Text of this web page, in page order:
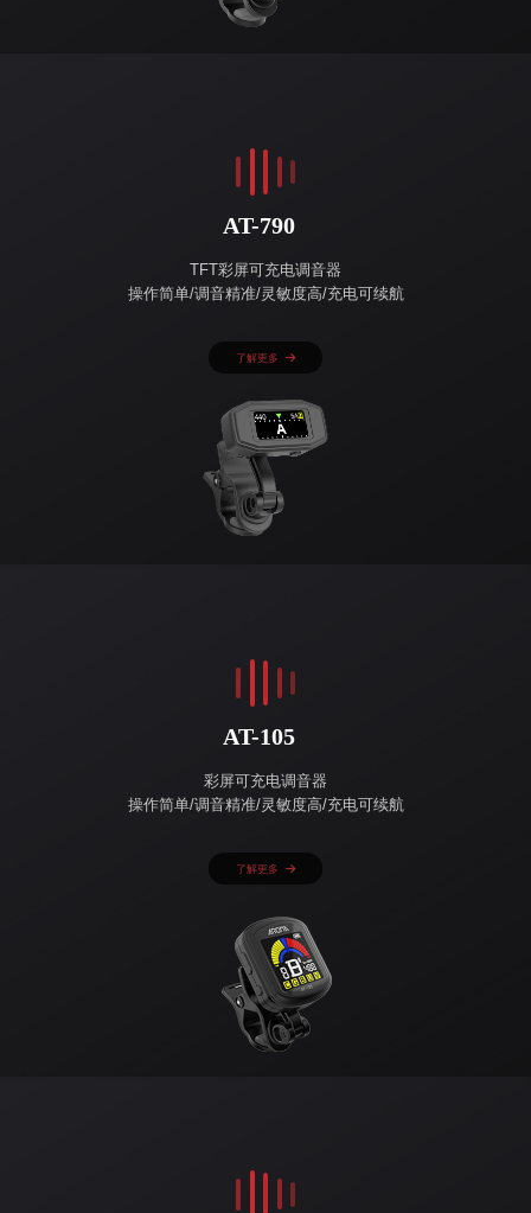
AT-790
TFT彩屏可充电调音器
操作简单/调音精准/灵敏度高/充电可续航
了解更多
AT-105
彩屏可充电调音器
操作简单/调音精准/灵敏度高/充电可续航
了解更多